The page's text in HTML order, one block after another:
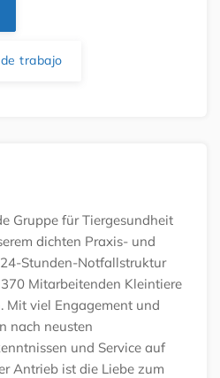
trabajo
Gruppe für Tiergesundheit
dichten Praxis- und
Stunden-Notfallstruktur
Mitarbeitenden Kleintiere
Mit viel Engagement und
nach neusten
und Service auf
Antrieb ist die Liebe zum